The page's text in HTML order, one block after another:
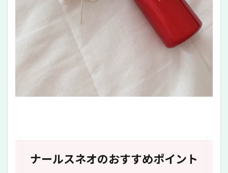
ナールスネオのおすすめポイント